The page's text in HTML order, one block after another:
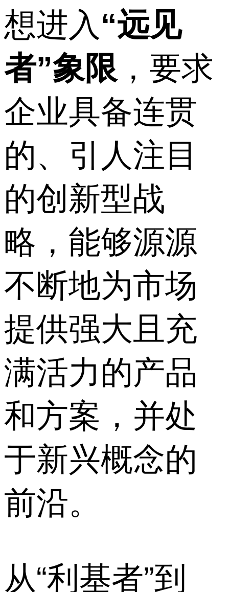
想进入 “远见
者”象限 ，要求
企业具备连贯
的、引人注目
的创新型战
略，能够源源
不断地为市场
提供强大且充
满活力的产品
和方案，并处
于新兴概念的
前沿。
从“利基者”到